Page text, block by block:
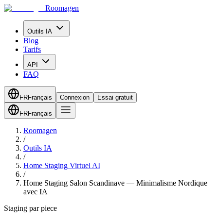
Roomagen
Outils IA
Blog
Tarifs
API
FAQ
FRFrançais Connexion Essai gratuit
FRFrançais
Roomagen
/
Outils IA
/
Home Staging Virtuel AI
/
Home Staging Salon Scandinave — Minimalisme Nordique
avec IA
Staging par piece